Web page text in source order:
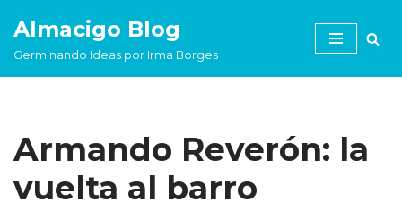
Saltar
Almacigo Blog
Germinando Ideas por Irma Borges
Armando Reverón: la
vuelta al barro